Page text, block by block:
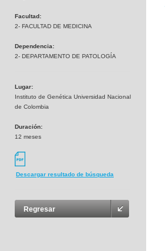
Facultad:
2- FACULTAD DE MEDICINA
Dependencia:
2- DEPARTAMENTO DE PATOLOGÍA
Lugar:
Instituto de Genética Universidad Nacional
de Colombia
Duración:
12 meses
Descargar resultado de búsqueda
Regresar